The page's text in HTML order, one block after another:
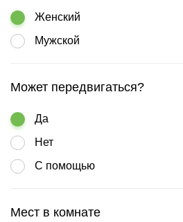
Женский
Мужской
Может передвигаться?
Да
Нет
С помощью
Мест в комнате